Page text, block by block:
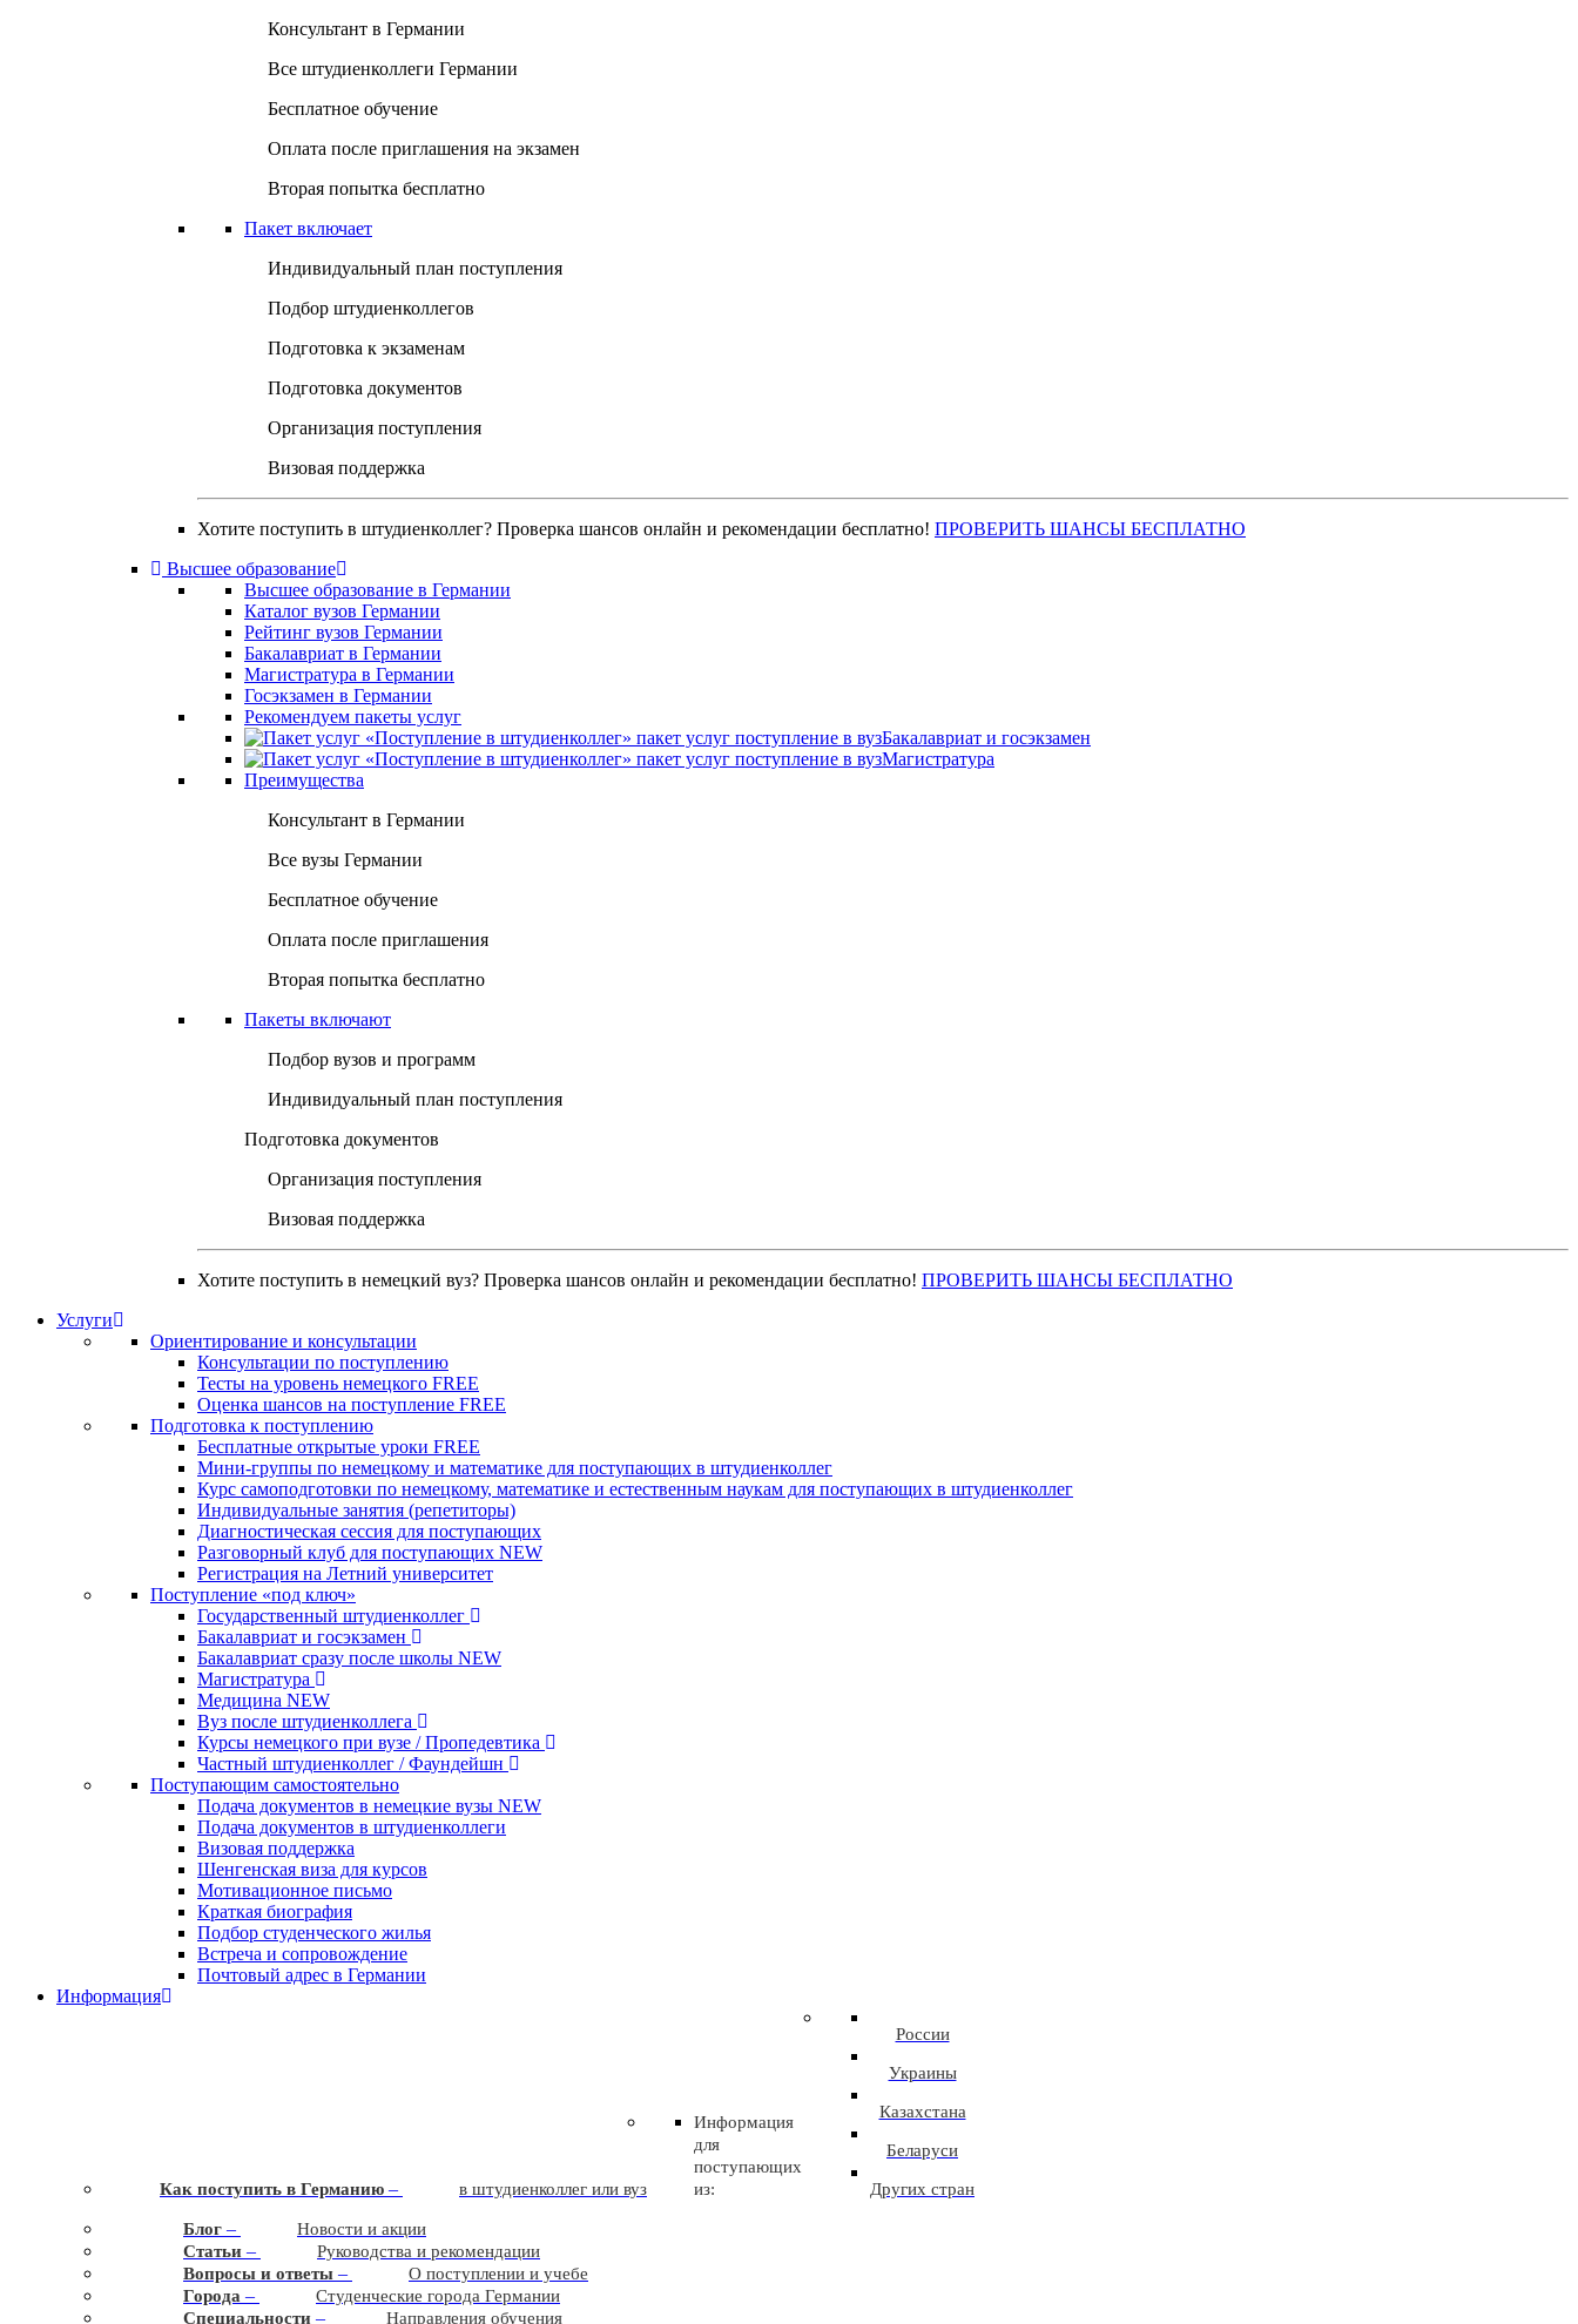
Консультант в Германии
Все штудиенколлеги Германии
Бесплатное обучение
Оплата после приглашения на экзамен
Вторая попытка бесплатно
Пакет включает
Индивидуальный план поступления
Подбор штудиенколлегов
Подготовка к экзаменам
Подготовка документов
Организация поступления
Визовая поддержка
Хотите поступить в штудиенколлег? Проверка шансов онлайн и рекомендации бесплатно! ПРОВЕРИТЬ ШАНСЫ БЕСПЛАТНО
Высшее образование
Высшее образование в Германии
Каталог вузов Германии
Рейтинг вузов Германии
Бакалавриат в Германии
Магистратура в Германии
Госэкзамен в Германии
Рекомендуем пакеты услуг
Бакалавриат и госэкзамен
Магистратура
Преимущества
Консультант в Германии
Все вузы Германии
Бесплатное обучение
Оплата после приглашения
Вторая попытка бесплатно
Пакеты включают
Подбор вузов и программ
Индивидуальный план поступления
Подготовка документов
Организация поступления
Визовая поддержка
Хотите поступить в немецкий вуз? Проверка шансов онлайн и рекомендации бесплатно! ПРОВЕРИТЬ ШАНСЫ БЕСПЛАТНО
Услуги
Ориентирование и консультации
Консультации по поступлению
Тесты на уровень немецкого FREE
Оценка шансов на поступление FREE
Подготовка к поступлению
Бесплатные открытые уроки FREE
Мини-группы по немецкому и математике для поступающих в штудиенколлег
Курс самоподготовки по немецкому, математике и естественным наукам для поступающих в штудиенколлег
Индивидуальные занятия (репетиторы)
Диагностическая сессия для поступающих
Разговорный клуб для поступающих NEW
Регистрация на Летний университет
Поступление «под ключ»
Государственный штудиенколлег
Бакалавриат и госэкзамен
Бакалавриат сразу после школы NEW
Магистратура
Медицина NEW
Вуз после штудиенколлега
Курсы немецкого при вузе / Пропедевтика
Частный штудиенколлег / Фаундейшн
Поступающим самостоятельно
Подача документов в немецкие вузы NEW
Подача документов в штудиенколлеги
Визовая поддержка
Шенгенская виза для курсов
Мотивационное письмо
Краткая биография
Подбор студенческого жилья
Встреча и сопровождение
Почтовый адрес в Германии
Информация
Как поступить в Германию – в штудиенколлег или вуз
Информация
для
поступающих
из:
России
Украины
Казахстана
Беларуси
Других стран
Блог –
Новости и акции
Статьи –
Руководства и рекомендации
Вопросы и ответы –
О поступлении и учебе
Города –
Студенческие города Германии
Cпециальности –
Направления обучения